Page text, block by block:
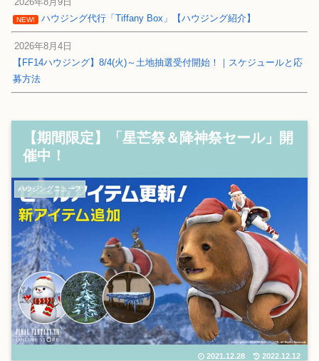
NEW! ハウジング代行「Tiffany Box」【ハウジング紹介】
2026年8月4日
【FF14ハウジング】8/4(火)～土地抽選受付開始！｜スケジュールと応
募方法
【期間限定】「星芒祭＆降神祭セール」開
催中！
ハウジングニュース
2021.12.28 2022.12.12